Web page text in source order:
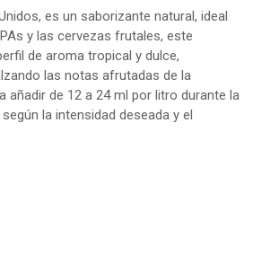
es un saborizante natural, ideal
y las cervezas frutales, este
de aroma tropical y dulce,
las notas afrutadas de la
añadir de 12 a 24 ml por litro durante la
la intensidad deseada y el